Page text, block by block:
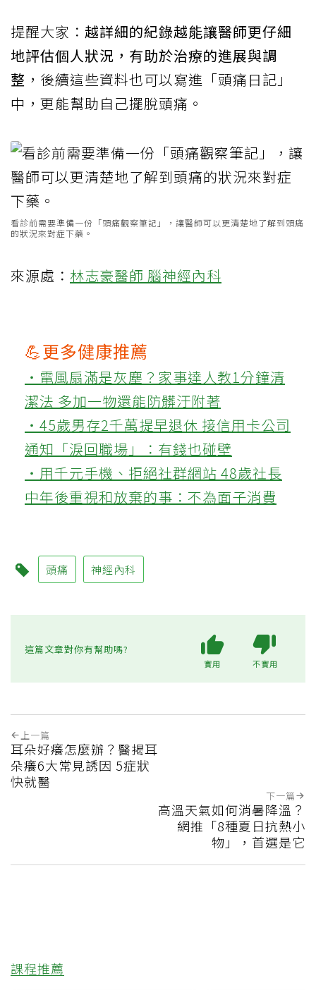
提醒大家： 越詳細的紀錄越能讓醫師更仔細
地評估個人狀況，有助於治療的進展與調
整 ，後續這些資料也可以寫進「頭痛日記」
中，更能幫助自己擺脫頭痛。
看診前需要準備一份「頭痛觀察筆記」，讓醫師可以更清楚地了解到頭痛
的狀況來對症下藥。
來源處： 林志豪醫師 腦神經內科
💪更多健康推薦
‧電風扇滿是灰塵？家事達人教1分鐘清
潔法 多加一物還能防髒汙附著
‧45歲男存2千萬提早退休 接信用卡公司
通知「淚回職場」：有錢也碰壁
‧用千元手機、拒絕社群網站 48歲社長
中年後重視和放棄的事：不為面子消費
頭痛 神經內科
這篇文章對你有幫助嗎?
實用 不實用
上一篇
耳朵好癢怎麼辦？醫揭耳
朵癢6大常見誘因 5症狀
快就醫
下一篇
高溫天氣如何消暑降溫？
網推「8種夏日抗熱小
物」，首選是它
課程推薦